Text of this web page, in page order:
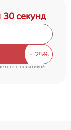
30 секунд
cполитикой